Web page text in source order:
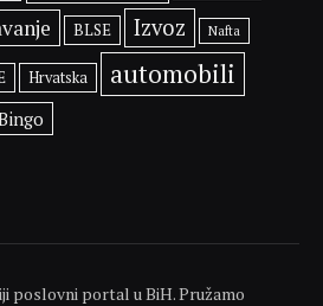
BLSE Izvoz Nafta
Hrvatska automobili
poslovni portal u BiH. Pružamo